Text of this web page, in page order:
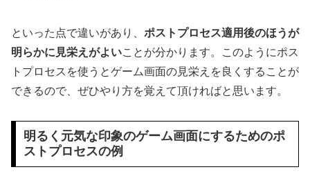
といった点で違いがあり、 ポストプロセス適用後のほうが
明らかに見栄えがよいことが分かります。このようにポス
トプロセスを使うとゲーム画面の見栄えを良くすることが
できるので、ぜひやり方を覚えて頂ければと思います。
明るく元気な印象のゲーム画面にするためのポ
ストプロセスの例